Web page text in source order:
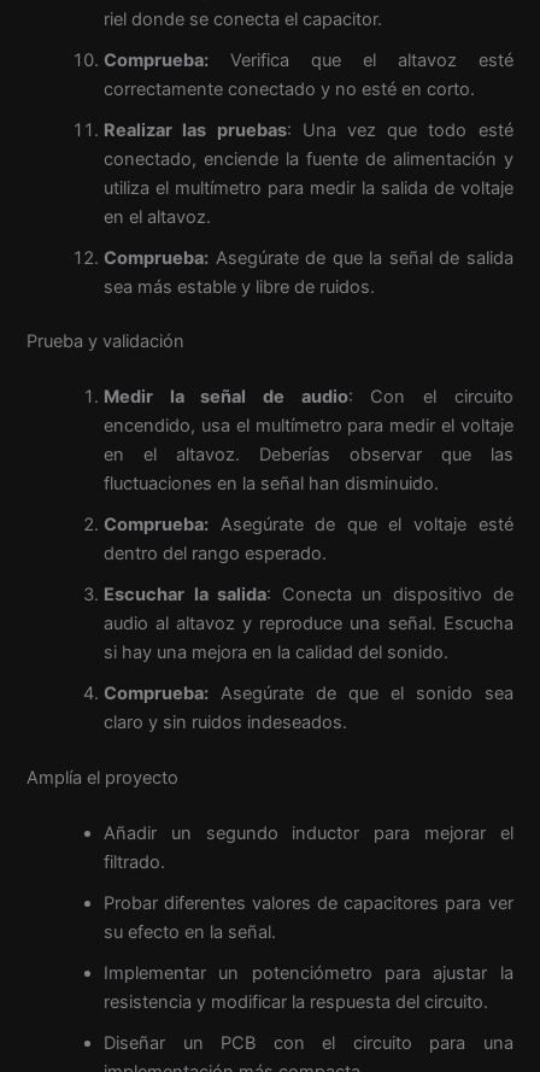
riel donde se conecta el capacitor.
Comprueba: Verifica que el altavoz esté
correctamente conectado y no esté en corto.
Realizar las pruebas: Una vez que todo esté
conectado, enciende la fuente de alimentación y
utiliza el multímetro para medir la salida de voltaje
en el altavoz.
Comprueba: Asegúrate de que la señal de salida
sea más estable y libre de ruidos.
Prueba y validación
Medir la señal de audio: Con el circuito
encendido, usa el multímetro para medir el voltaje
en el altavoz. Deberías observar que las
fluctuaciones en la señal han disminuido.
Comprueba: Asegúrate de que el voltaje esté
dentro del rango esperado.
Escuchar la salida: Conecta un dispositivo de
audio al altavoz y reproduce una señal. Escucha
si hay una mejora en la calidad del sonido.
Comprueba: Asegúrate de que el sonido sea
claro y sin ruidos indeseados.
Amplía el proyecto
Añadir un segundo inductor para mejorar el
filtrado.
Probar diferentes valores de capacitores para ver
su efecto en la señal.
Implementar un potenciómetro para ajustar la
resistencia y modificar la respuesta del circuito.
Diseñar un PCB con el circuito para una